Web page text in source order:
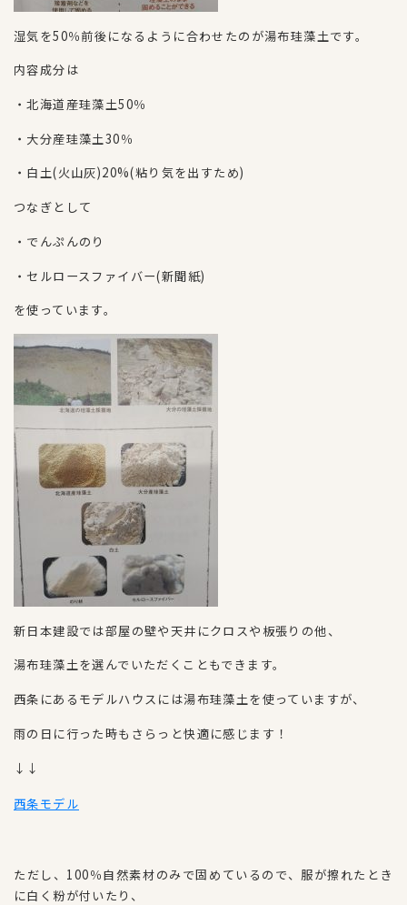
湿気を50％前後になるように合わせたのが湯布珪藻土です。
内容成分は
・北海道産珪藻土50％
・大分産珪藻土30％
・白土(火山灰)20%(粘り気を出すため)
つなぎとして
・でんぷんのり
・セルロースファイバー(新聞紙)
を使っています。
新日本建設では部屋の壁や天井にクロスや板張りの他、
湯布珪藻土を選んでいただくこともできます。
西条にあるモデルハウスには湯布珪藻土を使っていますが、
雨の日に行った時もさらっと快適に感じます！
↓↓
西条モデル
ただし、100％自然素材のみで固めているので、服が擦れたとき
に白く粉が付いたり、